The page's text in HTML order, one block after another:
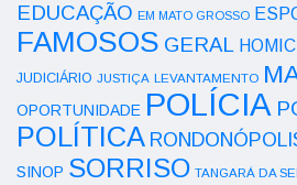
EDUCAÇÃO EM MATO GROSSO
FAMOSOS GERAL
JUDICIÁRIO JUSTIÇA LEVANTAMENTO
OPORTUNIDADE POLÍCIA
POLÍTICA
SINOP SORRISO TANGARÁ DA